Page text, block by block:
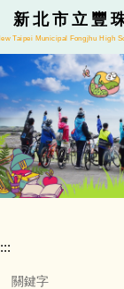
跳
到
主
要
容
區
新北市立豐
Taipei Municipal Fongjhu High
:::